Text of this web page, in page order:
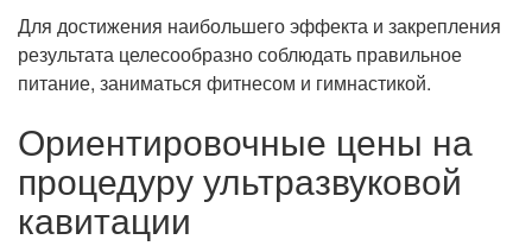
Для достижения наибольшего эффекта и закрепления
результата целесообразно соблюдать правильное
питание, заниматься фитнесом и гимнастикой.
Ориентировочные цены на
процедуру ультразвуковой
кавитации